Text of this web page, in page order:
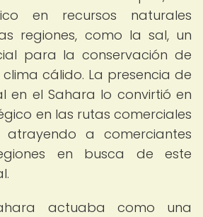
en recursos naturales
regiones, como la sal, un
para la conservación de
cálido. La presencia de
en el Sahara lo convirtió en
en las rutas comerciales
atrayendo a comerciantes
en busca de este
actuaba como una